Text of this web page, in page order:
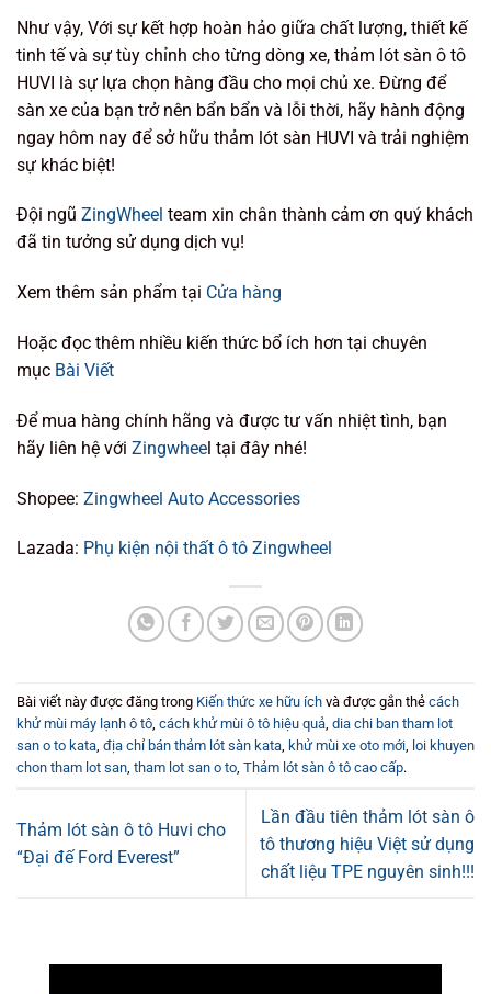
Như vậy, Với sự kết hợp hoàn hảo giữa chất lượng, thiết kế
tinh tế và sự tùy chỉnh cho từng dòng xe, thảm lót sàn ô tô
HUVI là sự lựa chọn hàng đầu cho mọi chủ xe. Đừng để
sàn xe của bạn trở nên bẩn bẩn và lỗi thời, hãy hành động
ngay hôm nay để sở hữu thảm lót sàn HUVI và trải nghiệm
sự khác biệt!
Đội ngũ ZingWheel team xin chân thành cảm ơn quý khách
đã tin tưởng sử dụng dịch vụ!
Xem thêm sản phẩm tại Cửa hàng
Hoặc đọc thêm nhiều kiến thức bổ ích hơn tại chuyên
mục Bài Viết
Để mua hàng chính hãng và được tư vấn nhiệt tình, bạn
hãy liên hệ với Zingwheel tại đây nhé!
Shopee: Zingwheel Auto Accessories
Lazada: Phụ kiện nội thất ô tô Zingwheel
Bài viết này được đăng trong Kiến thức xe hữu ích và được gắn thẻ cách
khử mùi máy lạnh ô tô cách khử mùi ô tô hiệu quả dia chi ban tham lot
san o to kata địa chỉ bán thảm lót sàn kata khử mùi xe oto mới loi khuyen
chon tham lot san tham lot san o to Thảm lót sàn ô tô cao cấp.
Thảm lót sàn ô tô Huvi cho
“Đại đế Ford Everest”
Lần đầu tiên thảm lót sàn ô
tô thương hiệu Việt sử dụng
chất liệu TPE nguyên sinh!!!